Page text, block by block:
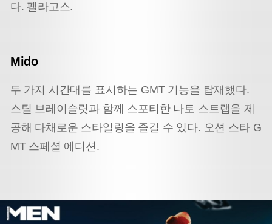
다. 펠라고스.
Mido
두 가지 시간대를 표시하는 GMT 기능을 탑재했다.
스틸 브레이슬릿과 함께 스포티한 나토 스트랩을 제
공해 다채로운 스타일링을 즐길 수 있다. 오션 스타 G
MT 스페셜 에디션.